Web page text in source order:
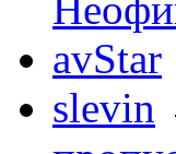
avStar
slevin